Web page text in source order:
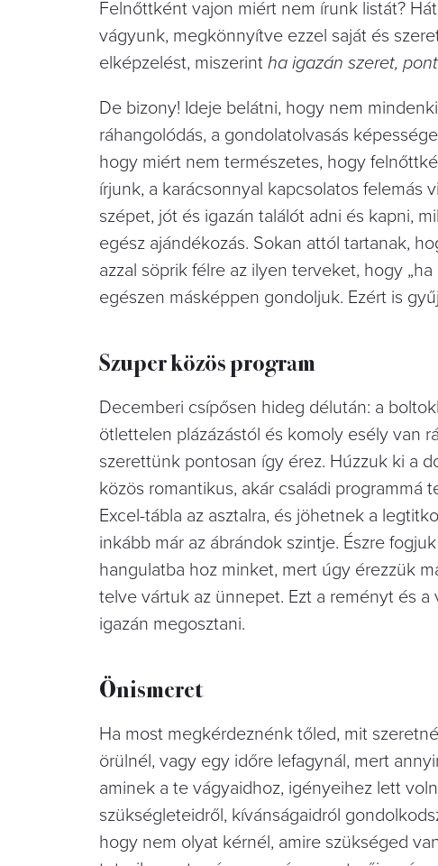
Felnőttként vajon miért nem írunk listát?
vágyunk, megkönnyítve ezzel saját és
elképzelést, miszerint ha igazán szeret,
De bizony! Ideje belátni, hogy nem
ráhangolódás, a gondolatolvasás
hogy miért nem természetes, hogy
írjunk, a karácsonnyal kapcsolatos felemás
szépet, jót és igazán találót adni és kapni,
egész ajándékozás. Sokan attól tartanak,
azzal söprik félre az ilyen terveket, hogy
egészen másképpen gondoljuk. Ezért is
Szuper közös program
Decemberi csípősen hideg délután: a
ötlettelen plázázástól és komoly esély van
szerettünk pontosan így érez. Húzzuk ki a
közös romantikus, akár családi programmá
Excel-tábla az asztalra, és jöhetnek a
inkább már az ábrándok szintje. Észre
hangulatba hoz minket, mert úgy érezzük
telve vártuk az ünnepet. Ezt a reményt és
igazán megosztani.
Önismeret
Ha most megkérdeznénk tőled, mit
örülnél, vagy egy időre lefagynál, mert
aminek a te vágyaidhoz, igényeihez lett
szükségleteidről, kívánságaidról
hogy nem olyat kérnél, amire szükséged